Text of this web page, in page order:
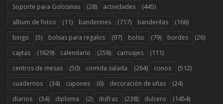
Soporte para Golosinas (28) actividades (445)
album de fotos (11) banderines (717) banderitas (166)
bingo (5) bolsas para regalos (97) bolso (79) bordes (26)
cajitas (1629) calendario (258) carruajes (111)
centros de mesas (50) comida salada (264) conos (512)
cuadernos (34) cupones (6) decoración de uñas (24)
diarios (34) diploma (2) disfraz (238) dulcero (1454)